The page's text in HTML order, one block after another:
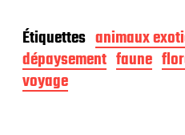
Étiquettes animaux
dépaysement faune
voyage